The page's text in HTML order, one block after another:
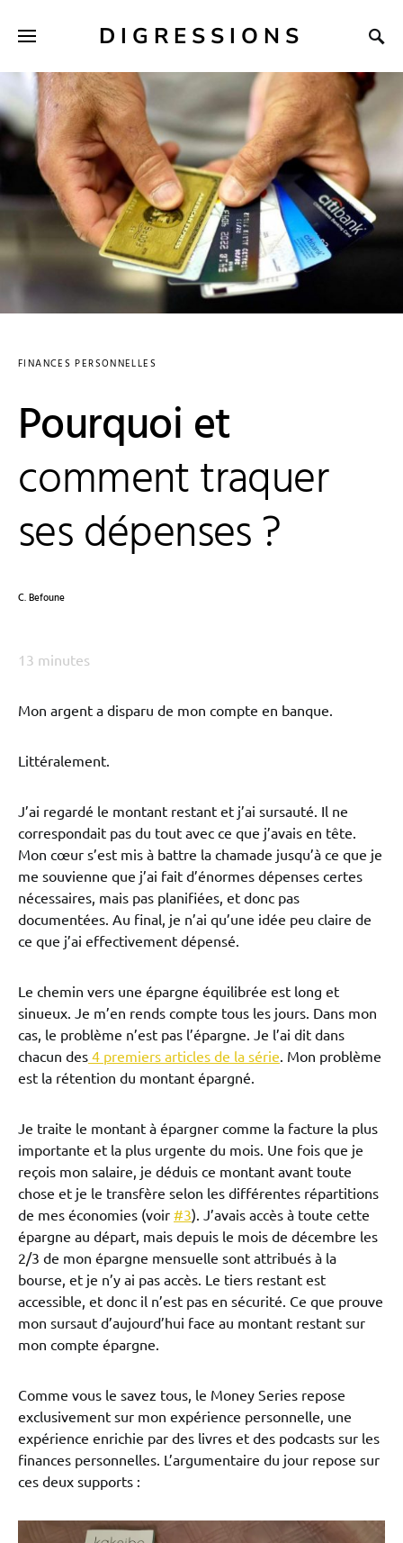
DIGRESSIONS
FINANCES PERSONNELLES
Pourquoi et
comment traquer
ses dépenses ?
C. Befoune
13 minutes
Mon argent a disparu de mon compte en banque.
Littéralement.
J’ai regardé le montant restant et j’ai sursauté. Il ne
correspondait pas du tout avec ce que j’avais en tête.
Mon cœur s’est mis à battre la chamade jusqu’à ce que je
me souvienne que j’ai fait d’énormes dépenses certes
nécessaires, mais pas planifiées, et donc pas
documentées. Au final, je n’ai qu’une idée peu claire de
ce que j’ai effectivement dépensé.
Le chemin vers une épargne équilibrée est long et
sinueux. Je m’en rends compte tous les jours. Dans mon
cas, le problème n’est pas l’épargne. Je l’ai dit dans
chacun des 4 premiers articles de la série. Mon problème
est la rétention du montant épargné.
Je traite le montant à épargner comme la facture la plus
importante et la plus urgente du mois. Une fois que je
reçois mon salaire, je déduis ce montant avant toute
chose et je le transfère selon les différentes répartitions
de mes économies (voir #3). J’avais accès à toute cette
épargne au départ, mais depuis le mois de décembre les
2/3 de mon épargne mensuelle sont attribués à la
bourse, et je n’y ai pas accès. Le tiers restant est
accessible, et donc il n’est pas en sécurité. Ce que prouve
mon sursaut d’aujourd’hui face au montant restant sur
mon compte épargne.
Comme vous le savez tous, le Money Series repose
exclusivement sur mon expérience personnelle, une
expérience enrichie par des livres et des podcasts sur les
finances personnelles. L’argumentaire du jour repose sur
ces deux supports :